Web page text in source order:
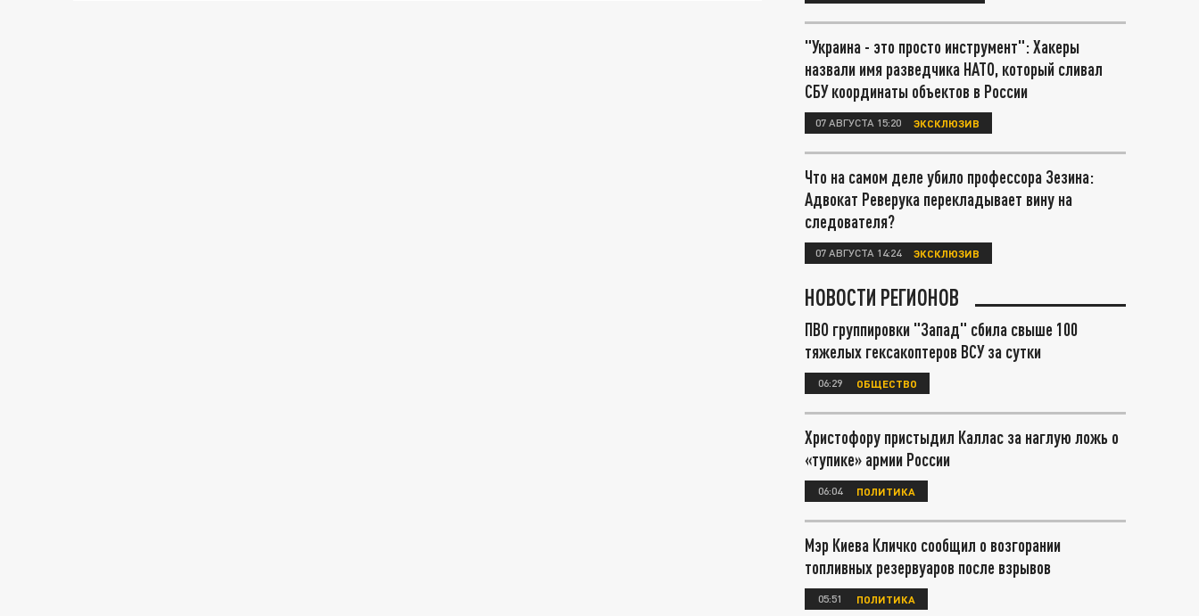
"Украина - это просто инструмент": Хакеры
назвали имя разведчика НАТО, который сливал
СБУ координаты объектов в России
07 АВГУСТА 15:20 ЭКСКЛЮЗИВ
Что на самом деле убило профессора Зезина:
Адвокат Реверука перекладывает вину на
следователя?
07 АВГУСТА 14:24 ЭКСКЛЮЗИВ
НОВОСТИ РЕГИОНОВ
ПВО группировки "Запад" сбила свыше 100
тяжелых гексакоптеров ВСУ за сутки
06:29 ОБЩЕСТВО
Христофору пристыдил Каллас за наглую ложь о
«тупике» армии России
06:04 ПОЛИТИКА
Мэр Киева Кличко сообщил о возгорании
топливных резервуаров после взрывов
05:51 ПОЛИТИКА